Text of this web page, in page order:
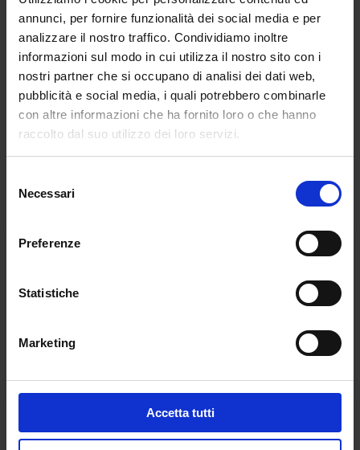
annunci, per fornire funzionalità dei social media e per
analizzare il nostro traffico. Condividiamo inoltre
informazioni sul modo in cui utilizza il nostro sito con i
nostri partner che si occupano di analisi dei dati web,
pubblicità e social media, i quali potrebbero combinarle
con altre informazioni che ha fornito loro o che hanno
raccolto dal suo utilizzo dei loro servizi.
delNecessari
Preferenze
Statistiche
Marketing
Accetta tutti
un tono giocoso, poetico e pieno di stupore.
Le filastrocche aiutano i bambini a memorizzare nomi,
caratteristiche e piccole particolarità degli animali. Inoltre,
le curiosità scientifiche aggiungono informazioni semplici
ma sorprendenti: il delfino può...
Leggi l'estratto